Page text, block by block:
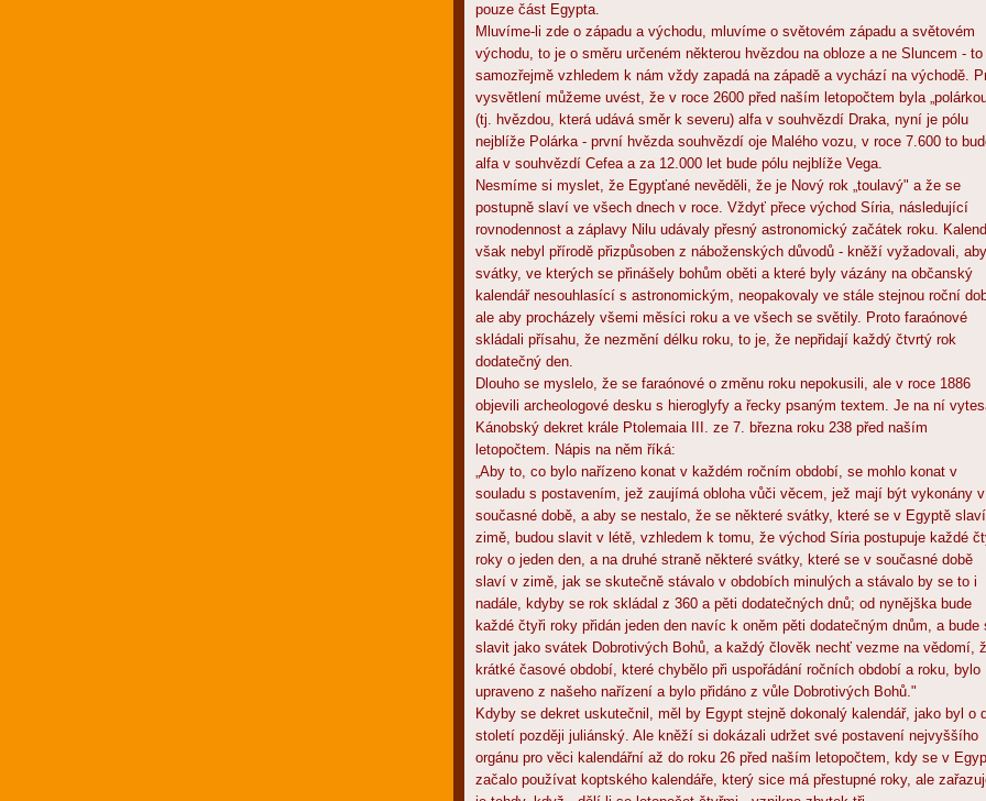
pouze část Egypta.
Mluvíme-li zde o západu a východu, mluvíme o světovém západu a světovém
východu, to je o směru určeném některou hvězdou na obloze a ne Sluncem - to
samozřejmě vzhledem k nám vždy zapadá na západě a vychází na východě.
vysvětlení můžeme uvést, že v roce 2600 před naším letopočtem byla
(tj. hvězdou, která udává směr k severu) alfa v souhvězdí Draka, nyní je pólu
nejblíže Polárka - první hvězda souhvězdí oje Malého vozu, v roce 7.600 to
alfa v souhvězdí Cefea a za 12.000 let bude pólu nejblíže Vega.
Nesmíme si myslet, že Egypťané nevěděli, že je Nový rok „toulavý" a že se
postupně slaví ve všech dnech v roce. Vždyť přece východ Síria, následující
rovnodennost a záplavy Nilu udávaly přesný astronomický začátek roku.
však nebyl přírodě přizpůsoben z náboženských důvodů - kněží vyžadovali, aby
svátky, ve kterých se přinášely bohům oběti a které byly vázány na občanský
kalendář nesouhlasící s astronomickým, neopakovaly ve stále stejnou roční
ale aby procházely všemi měsíci roku a ve všech se světily. Proto faraónové
skládali přísahu, že nezmění délku roku, to je, že nepřidají každý čtvrtý rok
dodatečný den.
Dlouho se myslelo, že se faraónové o změnu roku nepokusili, ale v roce 1886
objevili archeologové desku s hieroglyfy a řecky psaným textem. Je na ní
Kánobský dekret krále Ptolemaia III. ze 7. března roku 238 před naším
letopočtem. Nápis na něm říká:
„Aby to, co bylo nařízeno konat v každém ročním období, se mohlo konat v
souladu s postavením, jež zaujímá obloha vůči věcem, jež mají být vykonány v
současné době, a aby se nestalo, že se některé svátky, které se v Egyptě
zimě, budou slavit v létě, vzhledem k tomu, že východ Síria postupuje každé
roky o jeden den, a na druhé straně některé svátky, které se v současné době
slaví v zimě, jak se skutečně stávalo v obdobích minulých a stávalo by se to i
nadále, kdyby se rok skládal z 360 a pěti dodatečných dnů; od nynějška bude
každé čtyři roky přidán jeden den navíc k oněm pěti dodatečným dnům, a bude
slavit jako svátek Dobrotivých Bohů, a každý člověk nechť vezme na vědomí,
krátké časové období, které chybělo při uspořádání ročních období a roku, bylo
upraveno z našeho nařízení a bylo přidáno z vůle Dobrotivých Bohů."
Kdyby se dekret uskutečnil, měl by Egypt stejně dokonalý kalendář, jako byl o
století později juliánský. Ale kněží si dokázali udržet své postavení nejvyššího
orgánu pro věci kalendářní až do roku 26 před naším letopočtem, kdy se v
začalo používat koptského kalendáře, který sice má přestupné roky, ale